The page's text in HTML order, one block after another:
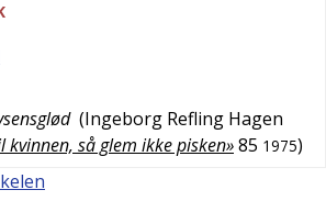
(Ingeborg Refling Hagen
kvinnen, så glem ikke pisken»85 1975)